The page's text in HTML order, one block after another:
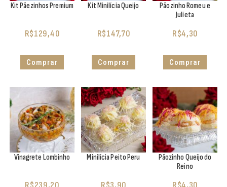
Kit Pãezinhos Premium
R$129,40
Comprar
Kit Minilícia Queijo
R$147,70
Comprar
Pãozinho Romeu e
Julieta
R$4,30
Comprar
Vinagrete Lombinho Minilícia Peito Peru
Pãozinho Queijo do
Reino